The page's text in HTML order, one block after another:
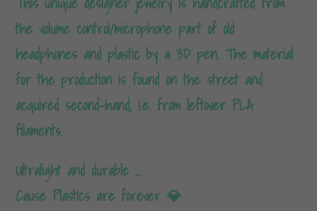
the volume control/microphone part of old
headphones and plastic by a 3D pen. The material
for the production is found on the street and
acquired second-hand, i.e. from leftover PLA
filaments.
Ultralight and durable …
Cause Plastics are forever 💎